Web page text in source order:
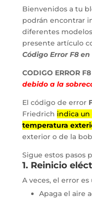
Bienvenidos a tu
podrán encontrar
diferentes
presente artículo
Código Error F8 en
CODIGO ERROR
debido a la
El código de error
Friedrich indica
temperatura
exterior o de la
Sigue estos pasos
1. Reinicio
A veces, el error
Apaga el aire